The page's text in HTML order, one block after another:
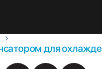
для